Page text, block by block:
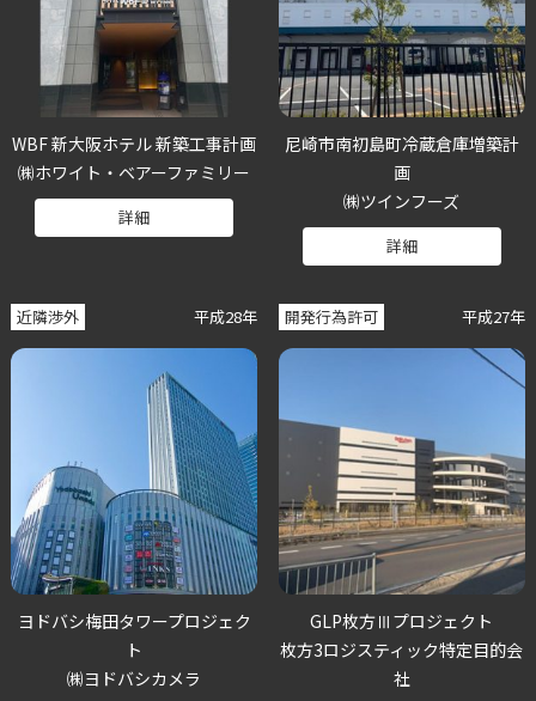
WBF 新大阪ホテル 新築工事計画
㈱ホワイト・ベアーファミリー
詳細
尼崎市南初島町冷蔵倉庫増築計
画
㈱ツインフーズ
詳細
近隣渉外 平成28年
ヨドバシ梅田タワープロジェク
ト
㈱ヨドバシカメラ
開発行為許可 平成27年
GLP枚方Ⅲプロジェクト
枚方3ロジスティック特定目的会
社